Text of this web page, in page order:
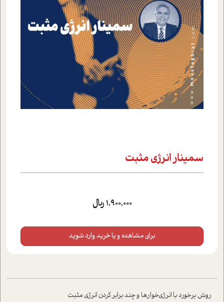
سمينار انرژي مثبت
1,900,000 ریال
برای مشاهده و یا خرید وارد شوید
روش برخورد با انرژي‌خوارها و چند برابر کردن انرژي مثبت